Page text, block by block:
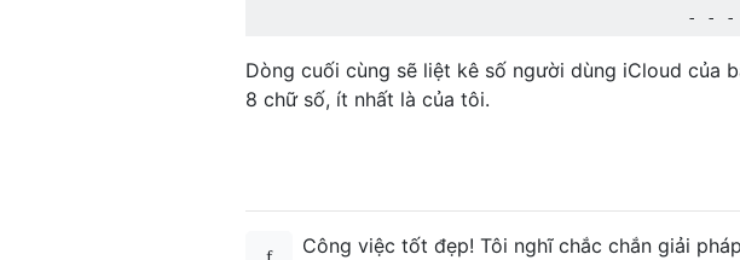
-
- -
Dòng cuối cùng sẽ liệt kê số người dùng iCloud của
8 chữ số, ít nhất là của tôi.
Công việc tốt đẹp! Tôi nghĩ chắc chắn giải